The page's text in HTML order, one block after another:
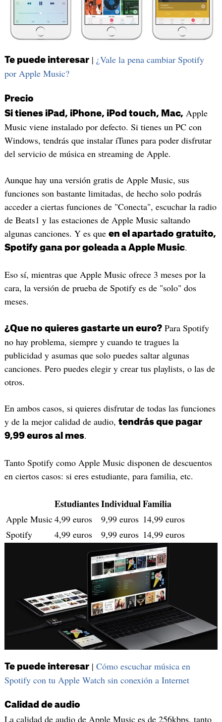
Te puede interesar| ¿Vale la pena cambiar Spotify
por Apple Music?
Precio
Si tienes iPad, iPhone, iPod touch, Mac, Apple
Music viene instalado por defecto. Si tienes un PC con
Windows, tendrás que instalar iTunes para poder disfrutar
del servicio de música en streaming de Apple.
Aunque hay una versión gratis de Apple Music, sus
funciones son bastante limitadas, de hecho solo podrás
acceder a ciertas funciones de "Conecta", escuchar la radio
de Beats1 y las estaciones de Apple Music saltando
algunas canciones. Y es que en el apartado gratuito,
Spotify gana por goleada a Apple Music.
Eso sí, mientras que Apple Music ofrece 3 meses por la
cara, la versión de prueba de Spotify es de "solo" dos
meses.
¿Que no quieres gastarte un euro?Para Spotify
no hay problema, siempre y cuando te tragues la
publicidad y asumas que solo puedes saltar algunas
canciones. Pero puedes elegir y crear tus playlists, o las de
otros.
En ambos casos, si quieres disfrutar de todas las funciones
y de la mejor calidad de audio, tendrás que pagar
9,99 euros al mes.
Tanto Spotify como Apple Music disponen de descuentos
en ciertos casos: si eres estudiante, para familia, etc.
EstudiantesIndividualFamilia
Apple Music4,99 euros 9,99 euros 14,99 euros
Spotify
4,99 euros 9,99 euros 14,99 euros
Te puede interesar| Cómo escuchar música en
Spotify con tu Apple Watch sin conexión a Internet
Calidad de audio
La calidad de audio de Apple Music es de 256kbps, tanto